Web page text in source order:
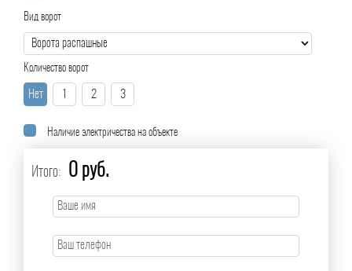
Вид ворот
Количество ворот
Нет 2 3
Наличие электричества на объекте
Итого: 0 руб.